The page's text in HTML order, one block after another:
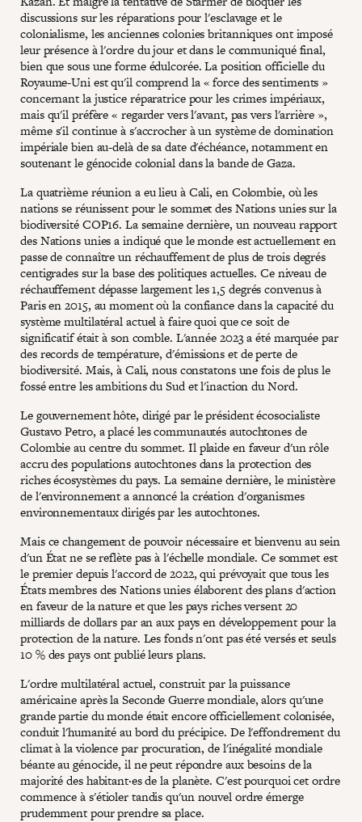
discussions sur les réparations pour l'esclavage et le
colonialisme, les anciennes colonies britanniques ont imposé
leur présence à l'ordre du jour et dans le communiqué final,
bien que sous une forme édulcorée. La position officielle du
Royaume-Uni est qu'il comprend la « force des sentiments »
concernant la justice réparatrice pour les crimes impériaux,
mais qu'il préfère « regarder vers l'avant, pas vers l'arrière »,
même s'il continue à s'accrocher à un système de domination
impériale bien au-delà de sa date d'échéance, notamment en
soutenant le génocide colonial dans la bande de Gaza.
La quatrième réunion a eu lieu à Cali, en Colombie, où les
nations se réunissent pour le sommet des Nations unies sur la
biodiversité COP16. La semaine dernière, un nouveau rapport
des Nations unies a indiqué que le monde est actuellement en
passe de connaître un réchauffement de plus de trois degrés
centigrades sur la base des politiques actuelles. Ce niveau de
réchauffement dépasse largement les 1,5 degrés convenus à
Paris en 2015, au moment où la confiance dans la capacité du
système multilatéral actuel à faire quoi que ce soit de
significatif était à son comble. L'année 2023 a été marquée par
des records de température, d'émissions et de perte de
biodiversité. Mais, à Cali, nous constatons une fois de plus le
fossé entre les ambitions du Sud et l'inaction du Nord.
Le gouvernement hôte, dirigé par le président écosocialiste
Gustavo Petro, a placé les communautés autochtones de
Colombie au centre du sommet. Il plaide en faveur d'un rôle
accru des populations autochtones dans la protection des
riches écosystèmes du pays. La semaine dernière, le ministère
de l'environnement a annoncé la création d'organismes
environnementaux dirigés par les autochtones.
Mais ce changement de pouvoir nécessaire et bienvenu au sein
d'un État ne se reflète pas à l'échelle mondiale. Ce sommet est
le premier depuis l'accord de 2022, qui prévoyait que tous les
États membres des Nations unies élaborent des plans d'action
en faveur de la nature et que les pays riches versent 20
milliards de dollars par an aux pays en développement pour la
protection de la nature. Les fonds n'ont pas été versés et seuls
10 % des pays ont publié leurs plans.
L'ordre multilatéral actuel, construit par la puissance
américaine après la Seconde Guerre mondiale, alors qu'une
grande partie du monde était encore officiellement colonisée,
conduit l'humanité au bord du précipice. De l'effondrement du
climat à la violence par procuration, de l'inégalité mondiale
béante au génocide, il ne peut répondre aux besoins de la
majorité des habitant·es de la planète. C'est pourquoi cet ordre
commence à s'étioler tandis qu'un nouvel ordre émerge
prudemment pour prendre sa place.